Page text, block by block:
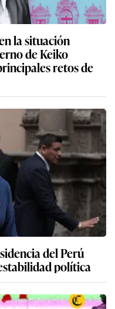
la situación
de Keiko
retos de
del Perú
política